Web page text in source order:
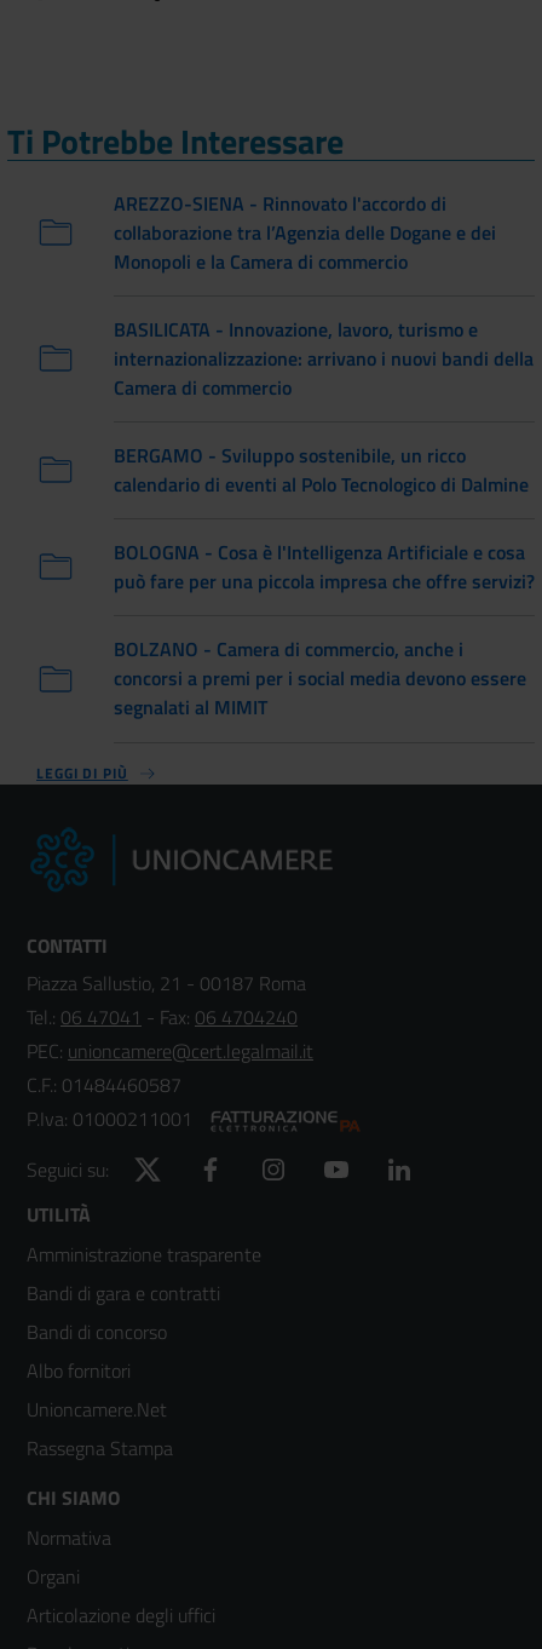
Ti Potrebbe Interessare
AREZZO-SIENA - Rinnovato l'accordo di
collaborazione tra l’Agenzia delle Dogane e dei
Monopoli e la Camera di commercio
BASILICATA - Innovazione, lavoro, turismo e
internazionalizzazione: arrivano i nuovi bandi della
Camera di commercio
BERGAMO - Sviluppo sostenibile, un ricco
calendario di eventi al Polo Tecnologico di Dalmine
BOLOGNA - Cosa è l'Intelligenza Artificiale e cosa
può fare per una piccola impresa che offre servizi?
BOLZANO - Camera di commercio, anche i
concorsi a premi per i social media devono essere
segnalati al MIMIT
LEGGI DI PIÙ
CONTATTI
Piazza Sallustio, 21 - 00187 Roma
Tel.: 06 47041 - Fax: 06 4704240
PEC: unioncamere@cert.legalmail.it
C.F.: 01484460587
P.Iva: 01000211001
Seguici su:
Twitter Facebook Instagram YouTube
Footer
menù
colonna
2
UTILITÀ
Amministrazione trasparente
Bandi di gara e contratti
Bandi di concorso
Albo fornitori
Unioncamere.Net
Rassegna Stampa
Footer
menù
colonna
CHI SIAMO
Normativa
Organi
Articolazione degli uffici